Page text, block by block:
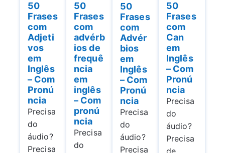
50
Frases
com
Adjeti
vos
em
Inglês
– Com
Pronú
ncia
Precisa
do
áudio?
Precisa
50
Frases
com
advérb
ios de
frequê
ncia
em
inglês
– Com
pronú
ncia
Precisa
do
50
Frases
com
Advér
bios
em
Inglês
– Com
Pronú
ncia
Precisa
do
áudio?
Precisa
50
Frases
com
Can
em
Inglês
– Com
Pronú
ncia
Precisa
do
áudio?
Precisa